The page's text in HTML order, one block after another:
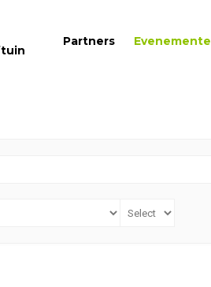
Partners